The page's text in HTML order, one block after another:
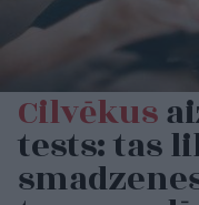
Cilvēkus
tests: tas